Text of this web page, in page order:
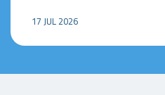
17 JUL 2026